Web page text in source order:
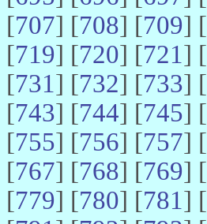
[707] [708] [709] [
[719] [720] [721] [
[731] [732] [733] [
[743] [744] [745] [
[755] [756] [757] [
[767] [768] [769] [
[779] [780] [781] [